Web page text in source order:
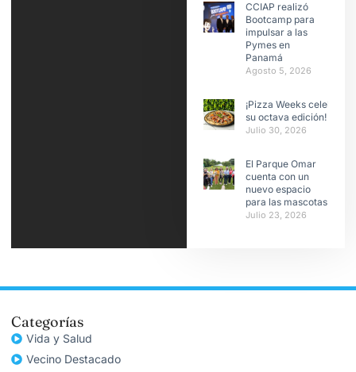
CCIAP realizó
Bootcamp para
impulsar a las
Pymes en
Panamá
Agosto 5, 2026
¡Pizza Weeks celebra
su octava edición!
Julio 30, 2026
El Parque Omar
cuenta con un
nuevo espacio
para las mascotas
Julio 23, 2026
Categorías
Vida y Salud
Vecino Destacado